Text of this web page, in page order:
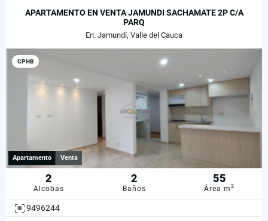
APARTAMENTO EN VENTA JAMUNDI SACHAMATE 2P C/A
PARQ
En: Jamundí, Valle del Cauca
CPHB
Apartamento Venta
2
Alcobas
2
Baños
55
Área m2
9496244